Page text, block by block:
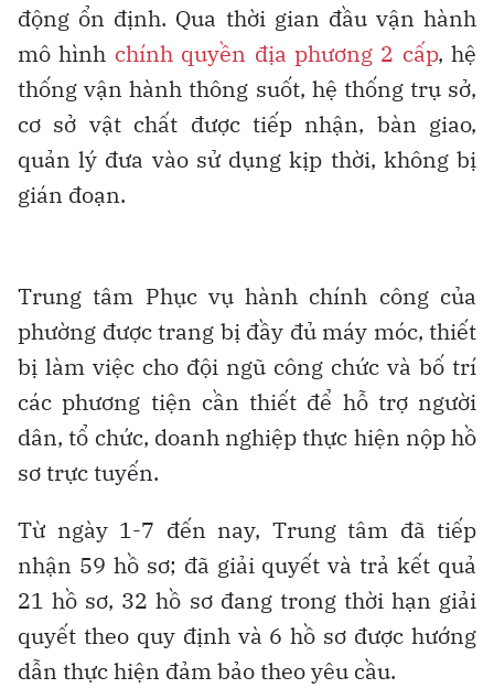
động ổn định. Qua thời gian đầu vận hành
mô hình chính quyền địa phương 2 cấp, hệ
thống vận hành thông suốt, hệ thống trụ sở,
cơ sở vật chất được tiếp nhận, bàn giao,
quản lý đưa vào sử dụng kịp thời, không bị
gián đoạn.
Trung tâm Phục vụ hành chính công của
phường được trang bị đầy đủ máy móc, thiết
bị làm việc cho đội ngũ công chức và bố trí
các phương tiện cần thiết để hỗ trợ người
dân, tổ chức, doanh nghiệp thực hiện nộp hồ
sơ trực tuyến.
Từ ngày 1-7 đến nay, Trung tâm đã tiếp
nhận 59 hồ sơ; đã giải quyết và trả kết quả
21 hồ sơ, 32 hồ sơ đang trong thời hạn giải
quyết theo quy định và 6 hồ sơ được hướng
dẫn thực hiện đảm bảo theo yêu cầu.